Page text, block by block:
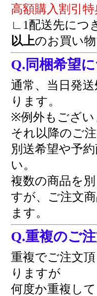
高額購入割引特
∟1配送先につ
以上のお買い
Q.同梱希望
通常、当日発
ります。
※例外もござい
それ以降のご
別送希望や予
い。
複数の商品を
すが、ご注文
ます。
Q.重複のご
重複でご注文
りますが
何度か重複し